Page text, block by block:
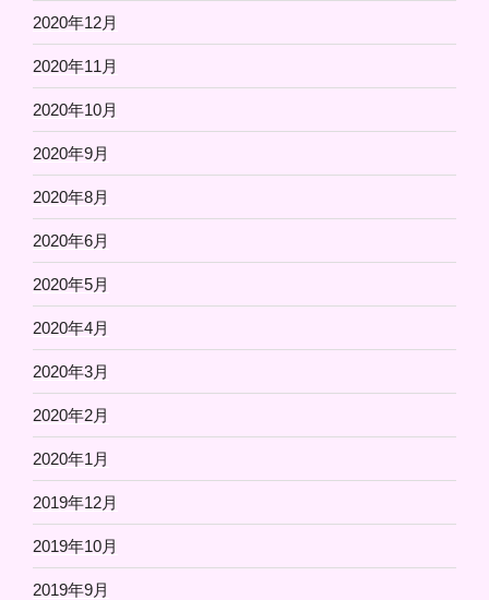
2020年12月
2020年11月
2020年10月
2020年9月
2020年8月
2020年6月
2020年5月
2020年4月
2020年3月
2020年2月
2020年1月
2019年12月
2019年10月
2019年9月